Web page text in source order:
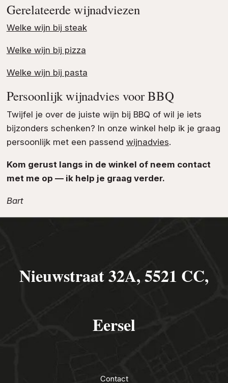
Gerelateerde wijnadviezen
Welke wijn bij steak
Welke wijn bij pizza
Welke wijn bij pasta
Persoonlijk wijnadvies voor BBQ
Twijfel je over de juiste wijn bij BBQ of wil je iets
bijzonders schenken? In onze winkel help ik je graag
persoonlijk met een passend wijnadvies.
Kom gerust langs in de winkel of neem contact
met me op — ik help je graag verder.
Bart
Nieuwstraat 32A, 5521 CC,
Eersel
Contact